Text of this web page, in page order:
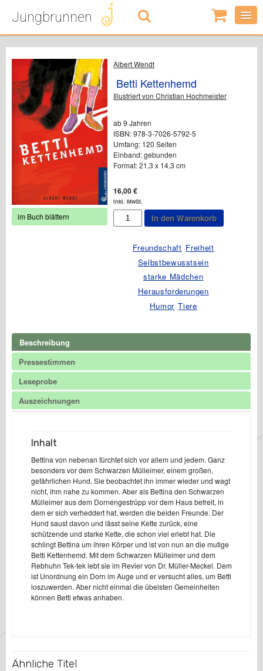
Jungbrunnen
0
Artikel
-
im Buch blättern
Albert Wendt
Betti Kettenhemd
Illustriert von Christian Hochmeister
ab 9 Jahren
ISBN: 978-3-7026-5792-5
Umfang: 120 Seiten
Einband: gebunden
Format: 21,3 x 14,3 cm
16,00€
inkl. MwSt.
Betti
Kettenhemd
In den Warenkorb
Freundschaft Freiheit
Selbstbewusstsein
starke Mädchen
Herausforderungen
Humor Tiere
Beschreibung
Pressestimmen
Leseprobe
Auszeichnungen
Inhalt
Bettina von nebenan fürchtet sich vor allem und jedem. Ganz
besonders vor dem Schwarzen Mülleimer, einem großen,
gefährlichen Hund. Sie beobachtet ihn immer wieder und wagt
nicht, ihm nahe zu kommen. Aber als Bettina den Schwarzen
Mülleimer aus dem Dornengestrüpp vor dem Haus befreit, in
dem er sich verheddert hat, werden die beiden Freunde. Der
Hund saust davon und lässt seine Kette zurück, eine
schützende und starke Kette, die schon viel erlebt hat. Die
schlingt Bettina um ihren Körper und ist von nun an die mutige
Betti Kettenhemd. Mit dem Schwarzen Mülleimer und dem
Rebhuhn Tek-tek lebt sie im Revier von Dr. Müller-Meckel. Dem
ist Unordnung ein Dorn im Auge und er versucht alles, um Betti
loszuwerden. Aber nicht einmal die übelsten Gemeinheiten
können Betti etwas anhaben.
Ähnliche Titel